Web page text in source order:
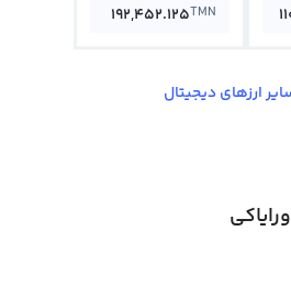
192,452.125TMN
ارزهای دیجیتال